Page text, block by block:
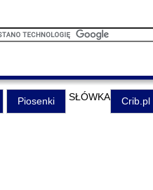
Piosenki SŁÓWKA Crib.pl